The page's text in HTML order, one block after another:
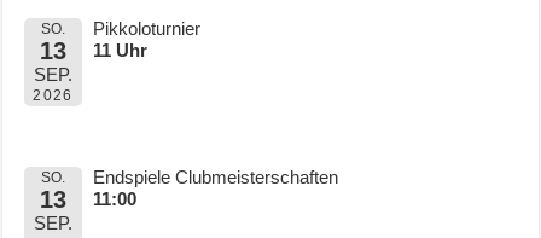
SO.
13
SEP.
2026
Pikkoloturnier
11 Uhr
SO.
13
SEP.
Endspiele Clubmeisterschaften
11:00